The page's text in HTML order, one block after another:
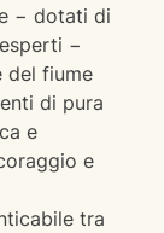
− dotati di
−
del fiume
di pura
e
e
tra